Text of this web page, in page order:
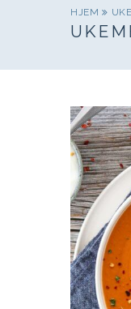
HJEM